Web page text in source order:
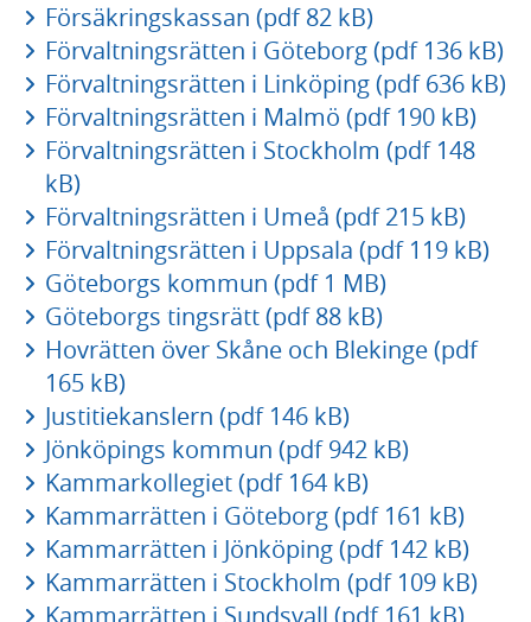
Försäkringskassan (pdf 82 kB)
Förvaltningsrätten i Göteborg (pdf 136 kB)
Förvaltningsrätten i Linköping (pdf 636 kB)
Förvaltningsrätten i Malmö (pdf 190 kB)
Förvaltningsrätten i Stockholm (pdf 148
kB)
Förvaltningsrätten i Umeå (pdf 215 kB)
Förvaltningsrätten i Uppsala (pdf 119 kB)
Göteborgs kommun (pdf 1 MB)
Göteborgs tingsrätt (pdf 88 kB)
Hovrätten över Skåne och Blekinge (pdf
165 kB)
Justitiekanslern (pdf 146 kB)
Jönköpings kommun (pdf 942 kB)
Kammarkollegiet (pdf 164 kB)
Kammarrätten i Göteborg (pdf 161 kB)
Kammarrätten i Jönköping (pdf 142 kB)
Kammarrätten i Stockholm (pdf 109 kB)
Kammarrätten i Sundsvall (pdf 161 kB)